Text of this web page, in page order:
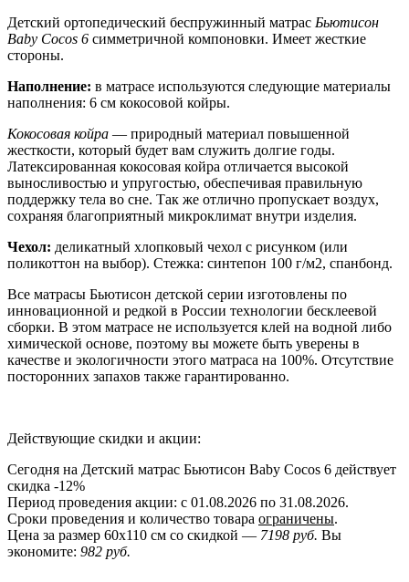
Детский ортопедический беспружинный матрас Бьютисон
Baby Cocos 6 симметричной компоновки. Имеет жесткие
стороны.
Наполнение: в матрасе используются следующие материалы
наполнения: 6 см кокосовой койры.
Кокосовая койра — природный материал повышенной
жесткости, который будет вам служить долгие годы.
Латексированная кокосовая койра отличается высокой
выносливостью и упругостью, обеспечивая правильную
поддержку тела во сне. Так же отлично пропускает воздух,
сохраняя благоприятный микроклимат внутри изделия.
Чехол: деликатный хлопковый чехол с рисунком (или
поликоттон на выбор). Стежка: синтепон 100 г/м2, спанбонд.
Все матрасы Бьютисон детской серии изготовлены по
инновационной и редкой в России технологии бесклеевой
сборки. В этом матрасе не используется клей на водной либо
химической основе, поэтому вы можете быть уверены в
качестве и экологичности этого матраса на 100%. Отсутствие
посторонних запахов также гарантированно.
Действующие скидки и акции:
Сегодня на Детский матрас Бьютисон Baby Cocos 6 действует
скидка -12%
Период проведения акции: с 01.08.2026 по 31.08.2026.
Сроки проведения и количество товара ограничены.
Цена за размер 60x110 см со скидкой — 7198 руб. Вы
экономите: 982 руб.